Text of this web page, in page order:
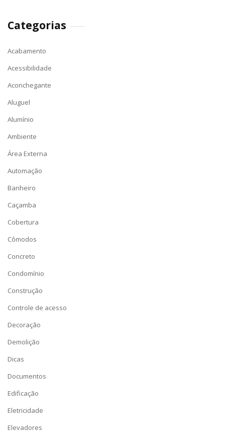
Categorias
Acabamento
Acessibilidade
Aconchegante
Aluguel
Alumínio
Ambiente
Área Externa
Automação
Banheiro
Caçamba
Cobertura
Cômodos
Concreto
Condomínio
Construção
Controle de acesso
Decoração
Demolição
Dicas
Documentos
Edificação
Eletricidade
Elevadores